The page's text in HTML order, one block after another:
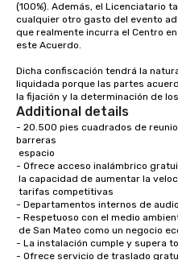
trade show design and
international travel planning
(100%). Además, el Licenciatario
cualquier otro gasto del evento
que realmente incurra el Centro
este Acuerdo.
Dicha confiscación tendrá la
liquidada porque las partes
la fijación y la determinación de
Additional details
- 20.500 pies cuadrados de
barreras
- Ofrece acceso inalámbrico
- Departamentos internos de
- Respetuoso con el medio
- La instalación cumple y supera
- Ofrece servicio de traslado